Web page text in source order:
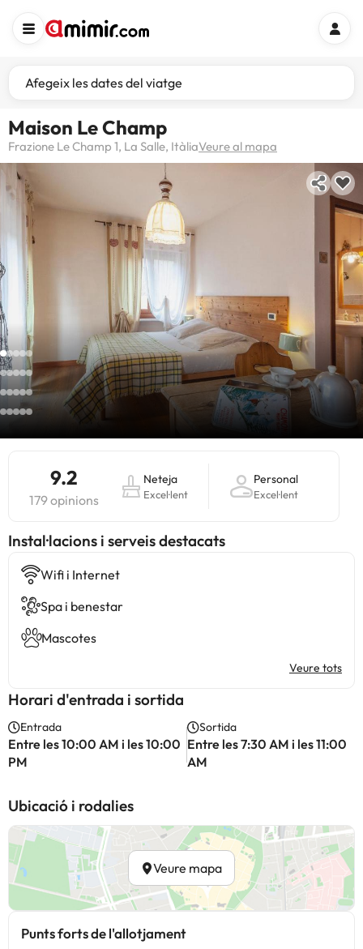
Afegeix les dates del viatge
Maison Le Champ
Frazione Le Champ 1, La Salle, ItàliaVeure al mapa
9.2
179 opinions
Neteja
Excel·lent
Personal
Excel·lent
Instal·lacions i serveis destacats
Wifi i Internet
Spa i benestar
Mascotes
Veure tots
Horari d'entrada i sortida
Entrada
Entre les 10:00 AM i les 10:00
PM
Sortida
Entre les 7:30 AM i les 11:00
AM
Ubicació i rodalies
Veure mapa
Punts forts de l'allotjament